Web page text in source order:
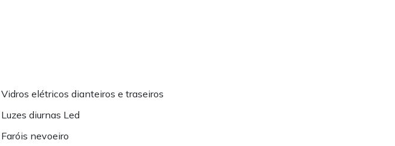
• Vidros elétricos dianteiros e traseiros
• Luzes diurnas Led
• Faróis nevoeiro